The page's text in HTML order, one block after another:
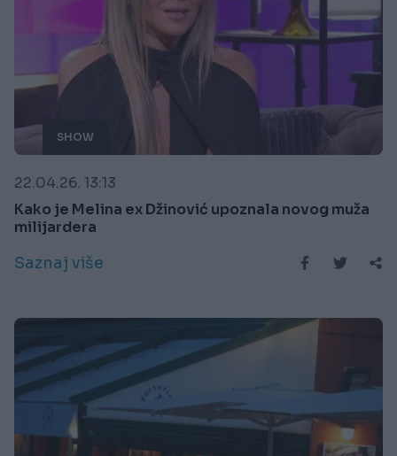
SHOW
22.04.26. 13:13
Kako je Melina ex Džinović upoznala novog muža
milijardera
Saznaj više